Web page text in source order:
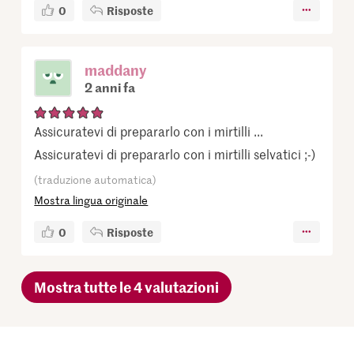
0 Risposte
maddany
2 anni fa
Assicuratevi di prepararlo con i mirtilli ...
Assicuratevi di prepararlo con i mirtilli selvatici ;-)
(traduzione automatica)
Mostra lingua originale
0 Risposte
Mostra tutte le 4 valutazioni